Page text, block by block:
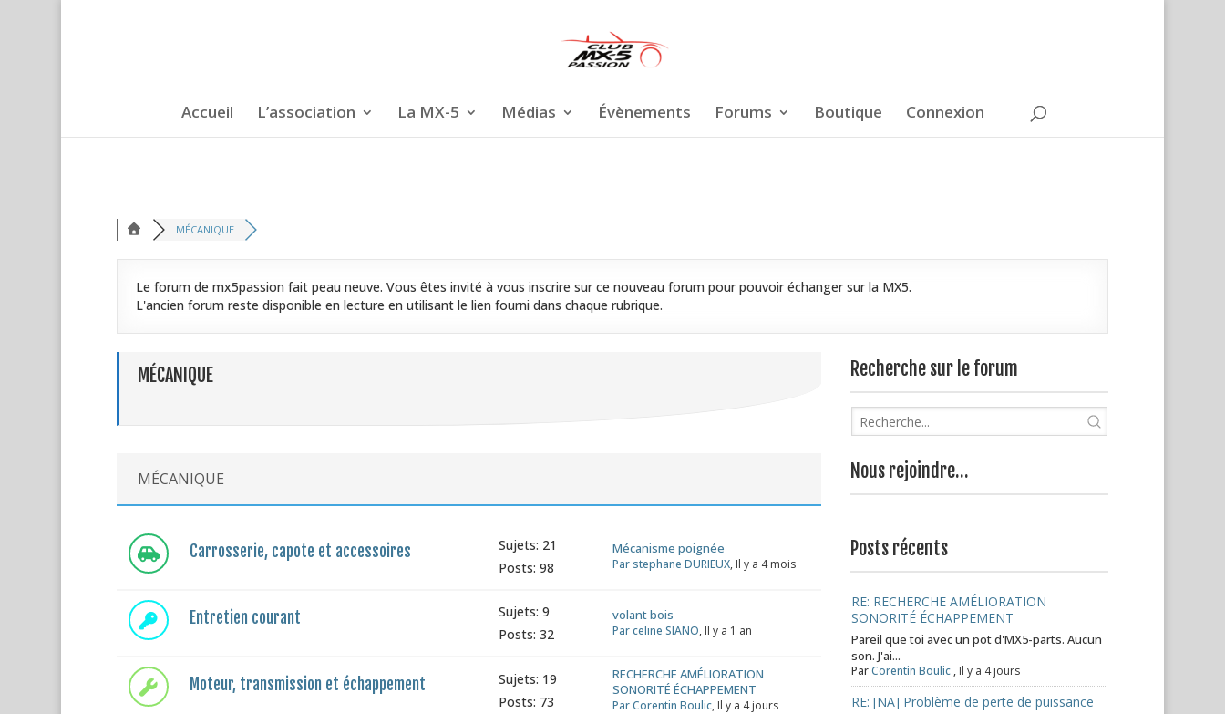
Accueil L’association La MX-5 Médias Évènements Forums Boutique Connexion
MÉCANIQUE
Le forum de mx5passion fait peau neuve. Vous êtes invité à vous inscrire sur ce nouveau forum pour pouvoir échanger sur la MX5.
L'ancien forum reste disponible en lecture en utilisant le lien fourni dans chaque rubrique.
MÉCANIQUE
MÉCANIQUE
Carrosserie, capote et accessoires
Sujets: 21
Posts: 98
Mécanisme poignée
Par stephane DURIEUX, Il y a 4 mois
Entretien courant
Sujets: 9
Posts: 32
volant bois
Par celine SIANO, Il y a 1 an
Moteur, transmission et échappement
Sujets: 19
Posts: 73
RECHERCHE AMÉLIORATION
SONORITÉ ÉCHAPPEMENT
Par Corentin Boulic, Il y a 4 jours
Recherche sur le forum
Nous rejoindre…
Posts récents
RE: RECHERCHE AMÉLIORATION
SONORITÉ ÉCHAPPEMENT
Pareil que toi avec un pot d'MX5-parts. Aucun
son. J'ai...
ParCorentin Boulic , Il y a 4 jours
RE: [NA] Problème de perte de puissance